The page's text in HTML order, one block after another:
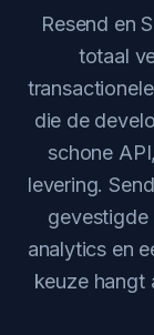
Resend en
totaal
die de
schone
levering.
gevestigde
analytics en
keuze hangt